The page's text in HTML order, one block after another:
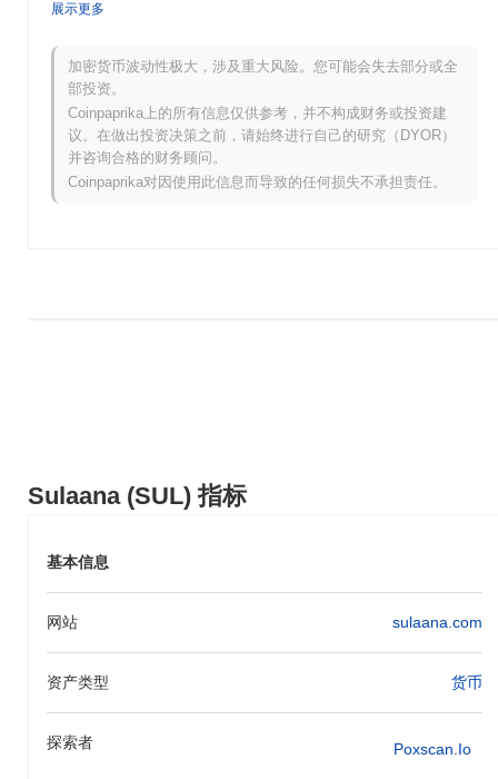
Sulaana (SUL) 指标
基本信息
网站 sulaana.com
资产类型 货币
探索者 Poxscan.io
历史最低价(ATL):
Sulaana 目前的交易价格低于其ATH ~0.00%.
与更广泛的加密市场相比,Sulaana 的表现如何?
在过去7天里,Sulaana 上涨了 0.00%,表现优于整体加密市场 其下
跌了1.05%。这表明相对于更广泛的市场势头,SUL 的价格走势表
现强劲。
展示更多
加密货币波动性极大，涉及重大风险。您可能会失去部分或全
部投资。
Coinpaprika上的所有信息仅供参考，并不构成财务或投资建
议。在做出投资决策之前，请始终进行自己的研究（DYOR）
并咨询合格的财务顾问。
Coinpaprika对因使用此信息而导致的任何损失不承担责任。